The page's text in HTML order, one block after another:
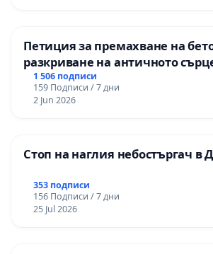
Петиция за премахване на
разкриване на античното
Могиланската могила във Враца
1 506 подписи
159 Подписи / 7 дни
2 Jun 2026
Стоп на наглия небостъргач в
353 подписи
156 Подписи / 7 дни
25 Jul 2026